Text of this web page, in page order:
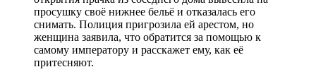
просушку своё нижнее бельё и отказалась его
снимать. Полиция пригрозила ей арестом, но
женщина заявила, что обратится за помощью к
самому императору и расскажет ему, как её
притесняют.